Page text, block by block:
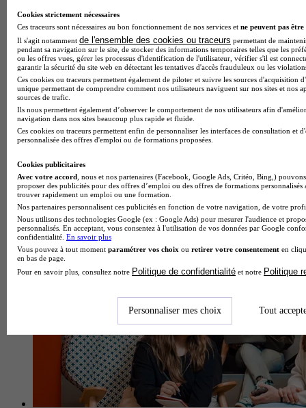
École de gestion et de commerce
Voir l’établissement
Cookies strictement nécessaires
Ces traceurs sont nécessaires au bon fonctionnement de nos services et ne peuvent pas être
Il s'agit notamment de l'ensemble des cookies ou traceurs permettant de
pendant sa navigation sur le site, de stocker des informations temporaires telles que les
ou les offres vues, gérer les processus d'identification de l'utilisateur, vérifier s'il est
garantir la sécurité du site web en détectant les tentatives d'accès frauduleux ou les
Ces cookies ou traceurs permettent également de piloter et suivre les sources d'acquisition
unique permettant de comprendre comment nos utilisateurs naviguent sur nos sites et nos
sources de trafic.
Ils nous permettent également d’observer le comportement de nos utilisateurs afin
navigation dans nos sites beaucoup plus rapide et fluide.
Ces cookies ou traceurs permettent enfin de personnaliser les interfaces de consultation et
personnalisée des offres d'emploi ou de formations proposées.
Cookies publicitaires
Avec votre accord , nous et nos partenaires (Facebook, Google Ads, Critéo, Bing,)
proposer des publicités pour des offres d’emploi ou des offres de formations
trouver rapidement un emploi ou une formation.
Nos partenaires personnalisent ces publicités en fonction de votre navigation, de votre
Nous utilisons des technologies Google (ex : Google Ads) pour mesurer l'audience et
personnalisés. En acceptant, vous consentez à l'utilisation de vos données par Google
confidentialité. En savoir plus
Vous pouvez à tout moment paramétrer vos choix ou retirer votre consentement en
en bas de page.
Pour en savoir plus, consultez notre Politique de confidentialité et notre Politique
Personnaliser mes choix Tout